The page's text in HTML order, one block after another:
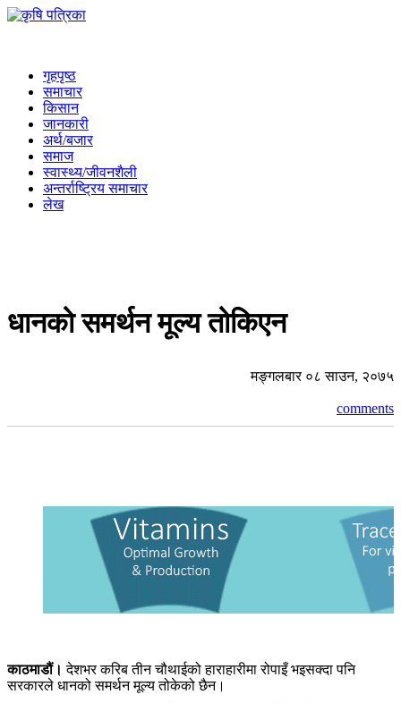
गृहपृष्ठ
समाचार
किसान
जानकारी
अर्थ/बजार
समाज
स्वास्थ्य/जीवनशैली
अन्तर्राष्ट्रिय समाचार
लेख
धानको समर्थन मूल्य तोकिएन
मङ्गलबार ०८ साउन, २०७५
comments
काठमाडौं। देशभर करिब तीन चौथाईको हाराहारीमा रोपाइँ भइसक्दा पनि
सरकारले धानको समर्थन मूल्य तोकेको छैन।